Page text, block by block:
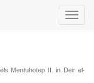
Mentuhotep II. in Deir el-